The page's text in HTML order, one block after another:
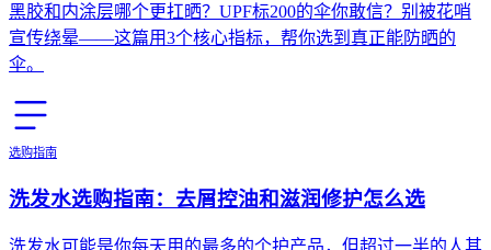
黑胶和内涂层哪个更扛晒？UPF标200的伞你敢信？别被花哨
宣传绕晕——这篇用3个核心指标，帮你选到真正能防晒的
伞。
选购指南
洗发水选购指南：去屑控油和滋润修护怎么选